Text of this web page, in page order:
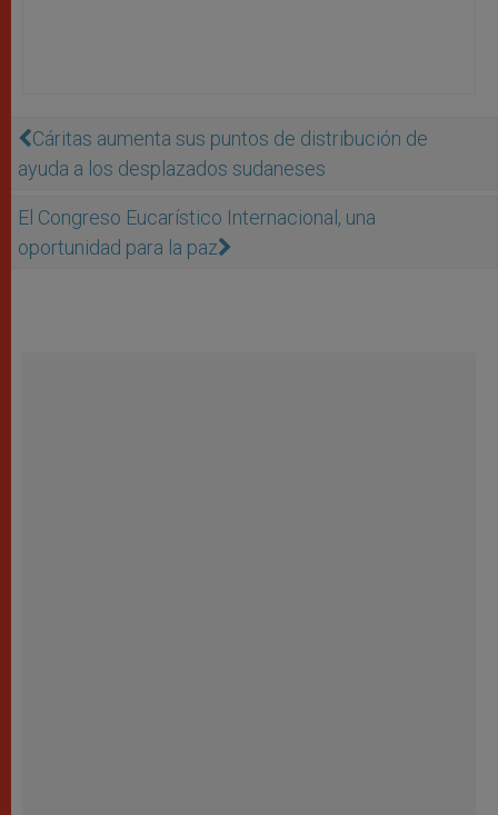
Cáritas aumenta sus puntos de distribución de
ayuda a los desplazados sudaneses
El Congreso Eucarístico Internacional, una
oportunidad para la paz